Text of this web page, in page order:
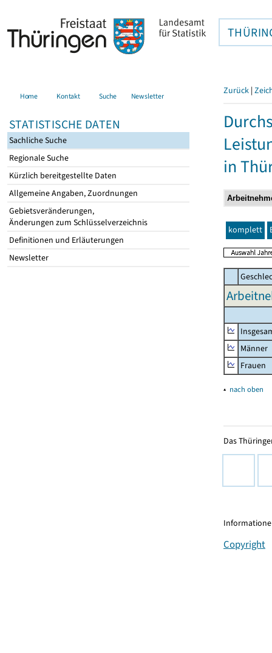
Home Kontakt Suche Newsletter
STATISTISCHE DATEN
Sachliche Suche
Regionale Suche
Kürzlich bereitgestellte Daten
Allgemeine Angaben, Zuordnungen
Gebietsveränderungen,
Änderungen zum Schlüsselverzeichnis
Definitionen und Erläuterungen
Newsletter
Zurück |
in
komplett
Männer
Frauen
▴ nach oben
Das
Copyright